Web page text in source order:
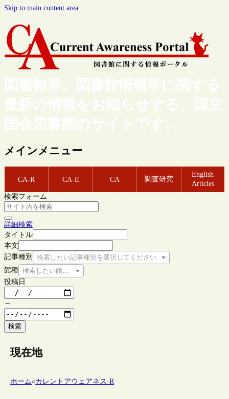
Skip to main content area
図書館界、図書館情報学に関する
最新の情報をお知らせする、国立
国会図書館のサイトです。
メインメニュー
CA-R CA-E CA 調査研究
English
Articles
検索フォーム
詳細検索
タイトル
本文
記事種別
検索したい記事種別を選択してください
館種 検索したい館種を選択してください
投稿日
～
検索
現在地
ホーム»カレントアウェアネス-R